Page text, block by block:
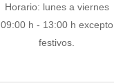
Horario: lunes a viernes
09:00 h - 13:00 h excepto
festivos.